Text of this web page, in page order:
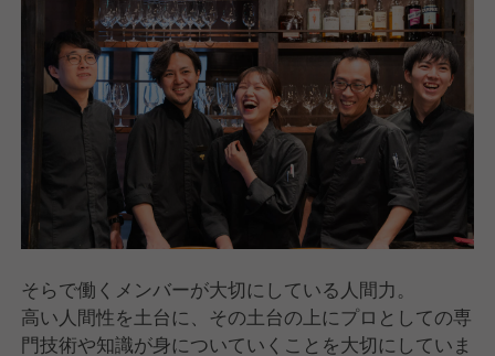
そらで働くメンバーが大切にしている人間力。
高い人間性を土台に、その土台の上にプロとしての専
門技術や知識が身についていくことを大切にしていま